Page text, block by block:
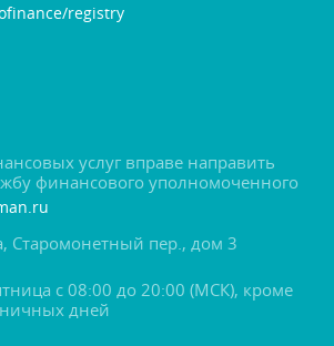
registry
услуг вправе направить
финансового уполномоченного
Старомонетный пер., дом 3
с 08:00 до 20:00 (МСК), кроме
дней